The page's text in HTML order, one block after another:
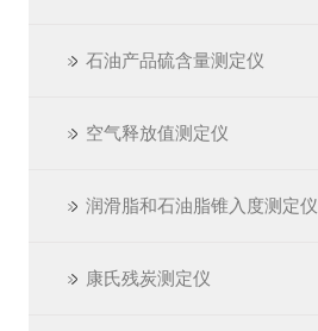
石油产品硫含量测定仪
空气释放值测定仪
润滑脂和石油脂锥入度测定仪
康氏残炭测定仪